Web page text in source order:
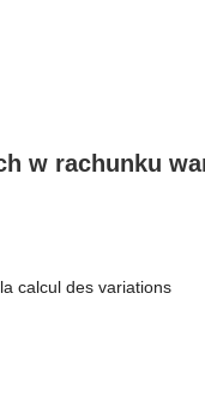
w rachunku
calcul des variations